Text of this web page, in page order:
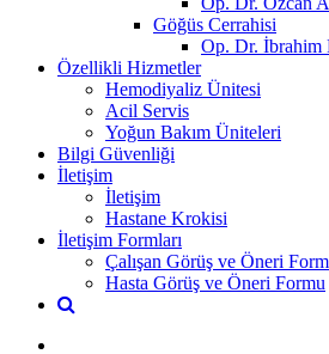
Göğüs Cerrahisi
Op. Dr. İbrahim
Özellikli Hizmetler
Hemodiyaliz Ünitesi
Acil Servis
Yoğun Bakım Üniteleri
Bilgi Güvenliği
İletişim
İletişim
Hastane Krokisi
İletişim Formları
Çalışan Görüş ve Öneri
Hasta Görüş ve Öneri Formu